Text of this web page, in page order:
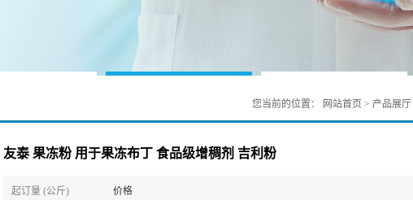
您当前的位置： 网站首页 > 产品展厅
友泰 果冻粉 用于果冻布丁 食品级增稠剂 吉利粉
起订量 (公斤) 价格